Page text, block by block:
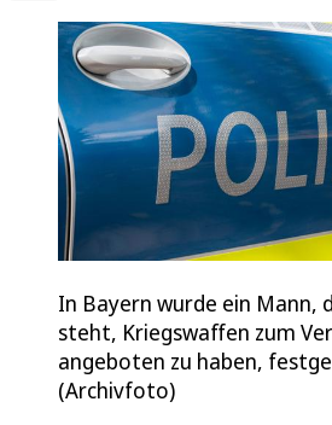
In Bayern wurde ein Mann,
steht, Kriegswaffen zum
angeboten zu haben,
(Archivfoto)